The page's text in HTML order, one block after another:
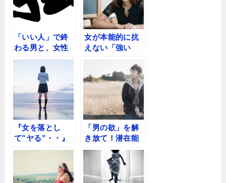
「いい人」で終
わる男と、女性
の心を奪う男の
決定的な違い
女が本能的に抗
えない「強い
代からの自分磨
きでモテを無双
する戦略
『女を落とし
て”ヤる”・・』
性欲は「悪」な
「男の欲」を解
き放て！潜在能
力を120%覚醒さ
せ、ダイナミッ
クな人生を掴む
ための『脳機能